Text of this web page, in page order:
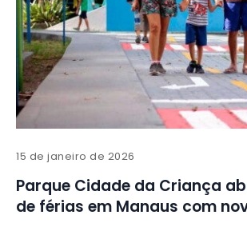
15 de janeiro de 2026
Parque Cidade da Criança
de férias em Manaus com